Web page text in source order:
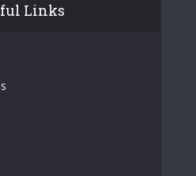
Links